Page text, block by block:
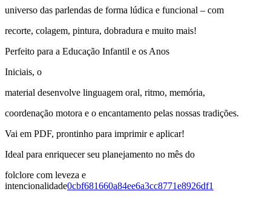
universo das parlendas de forma lúdica e funcional – com
recorte, colagem, pintura, dobradura e muito mais!
Perfeito para a Educação Infantil e os Anos
Iniciais, o
material desenvolve linguagem oral, ritmo, memória,
coordenação motora e o encantamento pelas nossas tradições.
Vai em PDF, prontinho para imprimir e aplicar!
Ideal para enriquecer seu planejamento no mês do
folclore com leveza e
intencionalidade0cbf681660a84ee6a3cc8771e8926df1